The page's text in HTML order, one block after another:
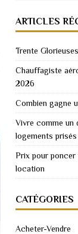
ARTICLES
Trente
Chauffagiste
2026
Combien gagne
Vivre comme un
logements prisés
Prix pour
location
CATÉGORIES
Acheter-Vendre